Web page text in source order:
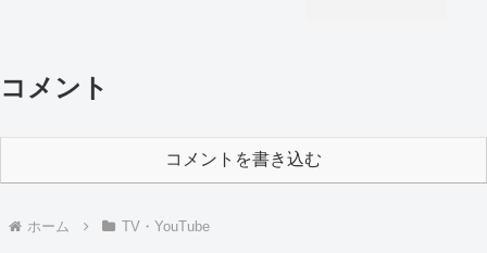
コメント
コメントを書き込む
ホーム TV・YouTube